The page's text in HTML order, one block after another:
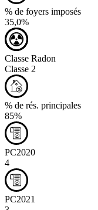
% de foyers imposés
35,0%
Classe Radon
Classe 2
% de rés. principales
85%
PC2020
4
PC2021